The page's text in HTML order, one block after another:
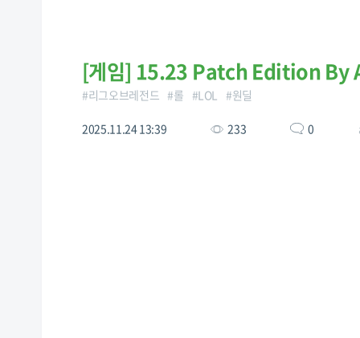
[게임] 15.23 Patch Edition By
#리그오브레전드 #롤 #LOL #원딜
2025.11.24 13:39 233 0